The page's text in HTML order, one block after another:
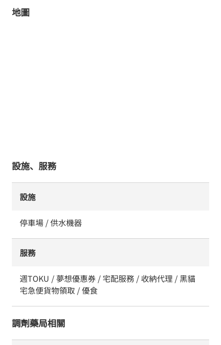
地圖
設施、服務
設施
停車場 / 供水機器
服務
週TOKU / 夢想優惠券 / 宅配服務 / 收納代理 / 黑貓
宅急便貨物領取 / 優食
調劑藥局相關